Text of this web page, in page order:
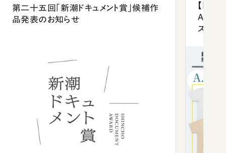
第二十五回「新潮ドキュメント賞」候補作
品発表のお知らせ
【「新
ズプレ